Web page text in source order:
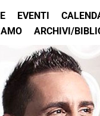
EVENTI
ARCHIVI/